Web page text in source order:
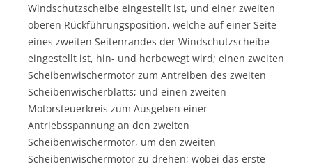
Windschutzscheibe eingestellt ist, und einer zweiten
oberen Rückführungsposition, welche auf einer Seite
eines zweiten Seitenrandes der Windschutzscheibe
eingestellt ist, hin- und herbewegt wird; einen zweiten
Scheibenwischermotor zum Antreiben des zweiten
Scheibenwischerblatts; und einen zweiten
Motorsteuerkreis zum Ausgeben einer
Antriebsspannung an den zweiten
Scheibenwischermotor, um den zweiten
Scheibenwischermotor zu drehen; wobei das erste